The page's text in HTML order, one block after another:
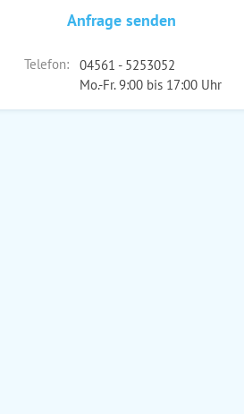
Anfrage senden
Telefon:
04561 - 5253052
Mo.-Fr. 9:00 bis 17:00 Uhr